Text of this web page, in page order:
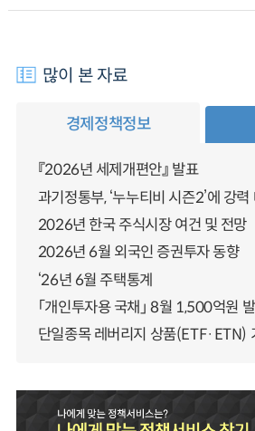
많이 본 자료
경제정책정보
『2026년 세제개편안』 발표
과기정통부, ‘누누티비 시즌2’에 강
2026년 한국 주식시장 여건 및 전망
2026년 6월 외국인 증권투자 동향
‘26년 6월 주택통계
「개인투자용 국채」 8월 1,500억원